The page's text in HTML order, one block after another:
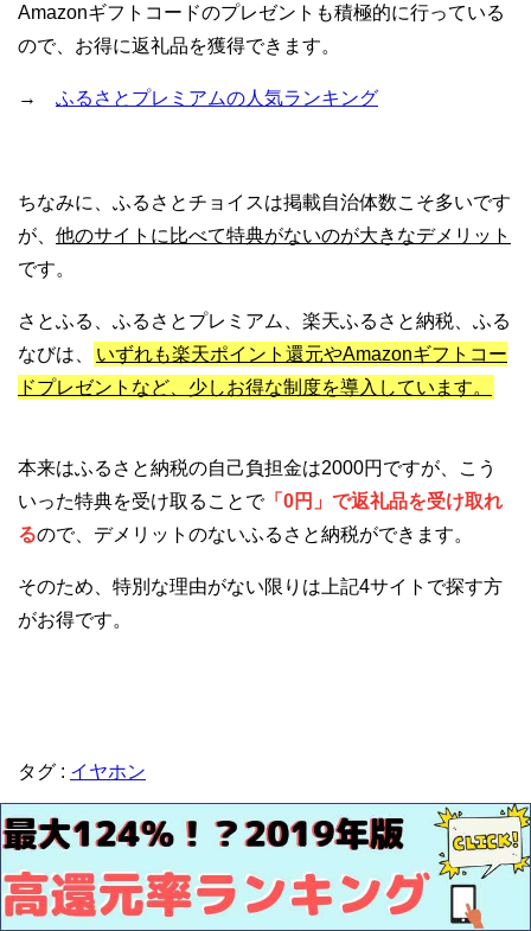
Amazonギフトコードのプレゼントも積極的に行っている
ので、お得に返礼品を獲得できます。
→ ふるさとプレミアムの人気ランキング
ちなみに、ふるさとチョイスは掲載自治体数こそ多いです
が、 他のサイトに比べて特典がないのが大きなデメリット
です。
さとふる、ふるさとプレミアム、楽天ふるさと納税、ふる
なびは、
いずれも楽天ポイント還元やAmazonギフトコー
ドプレゼントなど、少しお得な制度を導入しています。
本来はふるさと納税の自己負担金は2000円ですが、こう
いった特典を受け取ることで「0円」で返礼品を受け取れ
るので、デメリットのないふるさと納税ができます。
そのため、特別な理由がない限りは上記4サイトで探す方
がお得です。
タグ : イヤホン
「ふるさと納税でもらえるヨギボー特集！ミニ・ミデ
ィ・マックスなど種類豊富！還元率も紹介します。
」